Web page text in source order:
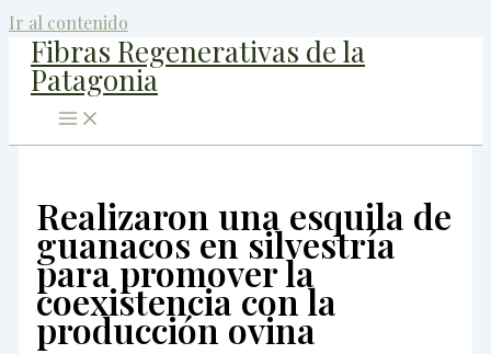
Ir al contenido
Fibras Regenerativas de la
Patagonia
Realizaron una esquila de
guanacos en silvestría
para promover la
coexistencia con la
producción ovina